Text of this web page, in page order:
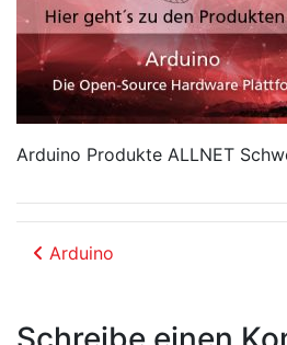
Arduino Produkte ALLNET
Beitrags-
Arduino